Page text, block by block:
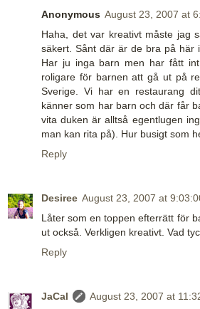
Anonymous August 23, 2007 at
Haha, det var kreativt måste jag
säkert. Sånt där är de bra på här
Har ju inga barn men har fått
roligare för barnen att gå ut på
Sverige. Vi har en restaurang
känner som har barn och där får
vita duken är alltså egentlugen
man kan rita på). Hur busigt som
Reply
Desiree August 23, 2007 at
Låter som en toppen efterrätt för
ut också. Verkligen kreativt. Vad
Reply
JaCal
August 23, 2007 at